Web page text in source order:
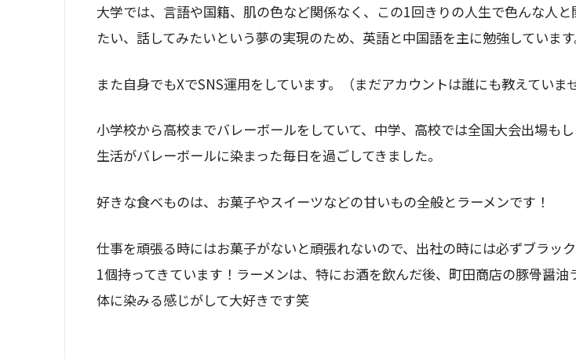
大学では、言語や国籍、肌の色など関係なく、この1回きりの人生で色んな人と
たい、話してみたいという夢の実現のため、英語と中国語を主に勉強しています
また自身でもXでSNS運用をしています。（まだアカウントは誰にも教えていま
小学校から高校までバレーボールをしていて、中学、高校では全国大会出場も
生活がバレーボールに染まった毎日を過ごしてきました。
好きな食べものは、お菓子やスイーツなどの甘いもの全般とラーメンです！
仕事を頑張る時にはお菓子がないと頑張れないので、出社の時には必ずブラッ
1個持ってきています！ラーメンは、特にお酒を飲んだ後、町田商店の豚骨醤油
体に染みる感じがして大好きです笑